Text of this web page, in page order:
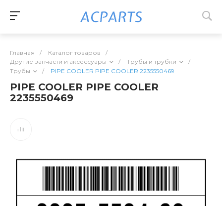
Главная / Каталог товаров
/
Другие запчасти и аксессуары
/ Трубы и трубки
/
Трубы
/ PIPE COOLER PIPE COOLER 2235550469
PIPE COOLER PIPE COOLER
2235550469